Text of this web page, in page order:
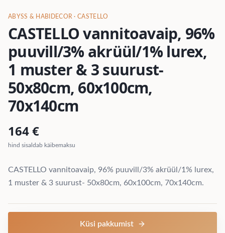
ABYSS & HABIDECOR · CASTELLO
CASTELLO vannitoavaip, 96%
puuvill/3% akrüül/1% lurex,
1 muster & 3 suurust-
50x80cm, 60x100cm,
70x140cm
164€
hind sisaldab käibemaksu
CASTELLO vannitoavaip, 96% puuvill/3% akrüül/1% lurex,
1 muster & 3 suurust- 50x80cm, 60x100cm, 70x140cm.
Küsi pakkumist